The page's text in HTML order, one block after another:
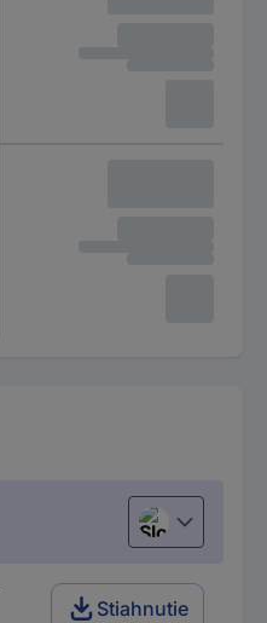
Slovenčina
Stiahnutie